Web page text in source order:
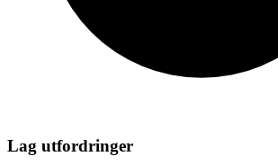
Lag utfordringer